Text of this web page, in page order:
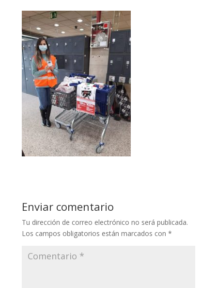
Enviar comentario
Tu dirección de correo electrónico no será publicada.
Los campos obligatorios están marcados con *